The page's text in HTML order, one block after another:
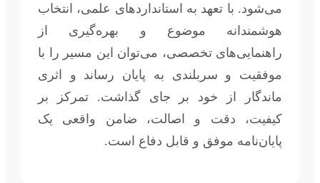
می‌شود. با تعهد به استانداردهای علمی، انتخاب
هوشمندانه موضوع و بهره‌گیری از
راهنمایی‌های تخصصی، می‌توان این مسیر را با
موفقیت و سربلندی به پایان رساند و اثری
ماندگار از خود بر جای گذاشت. تمرکز بر
کیفیت، دقت و اصالت، ضامن واقعی یک
پایان‌نامه موفق و قابل دفاع است.